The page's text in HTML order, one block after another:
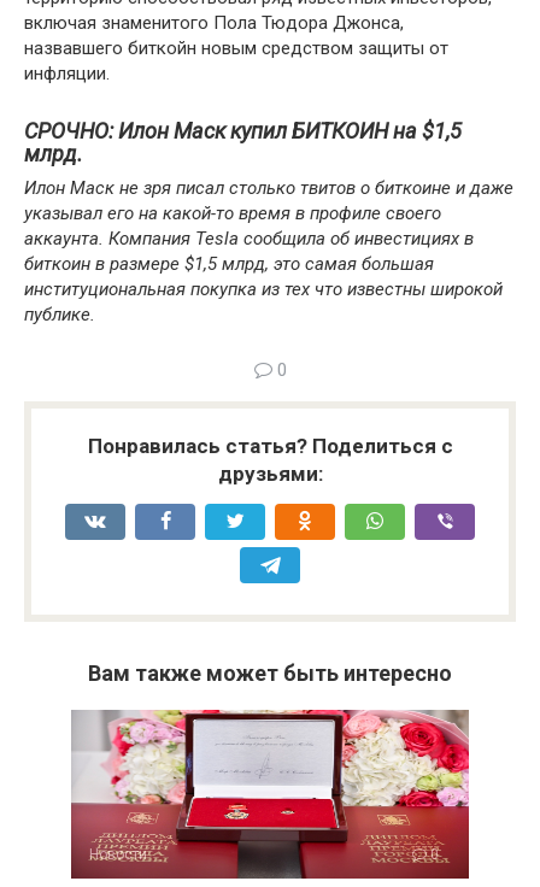
включая знаменитого Пола Тюдора Джонса,
назвавшего биткойн новым средством защиты от
инфляции.
СРОЧНО: Илон Маск купил БИТКОИН на $1,5
млрд.
Илон Маск не зря писал столько твитов о биткоине и даже
указывал его на какой-то время в профиле своего
аккаунта. Компания Tesla сообщила об инвестициях в
биткоин в размере $1,5 млрд, это самая большая
институциональная покупка из тех что известны широкой
публике.
0
Понравилась статья? Поделиться с
друзьями:
Вам также может быть интересно
Новости 0